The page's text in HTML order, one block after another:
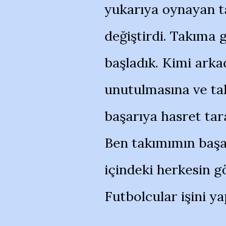
yukarıya oynayan
değiştirdi. Takıma
başladık. Kimi
unutulmasına ve
başarıya hasret
Ben takımımın
içindeki herkesin
Futbolcular işini